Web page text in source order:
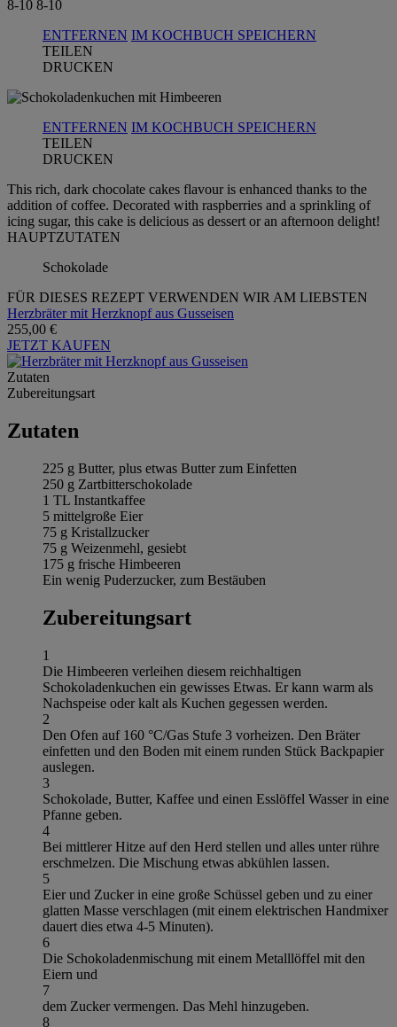
8-10 8-10
ENTFERNEN IM KOCHBUCH SPEICHERN
TEILEN
DRUCKEN
ENTFERNEN IM KOCHBUCH SPEICHERN
TEILEN
DRUCKEN
This rich, dark chocolate cakes flavour is enhanced thanks to the
addition of coffee. Decorated with raspberries and a sprinkling of
icing sugar, this cake is delicious as dessert or an afternoon delight!
HAUPTZUTATEN
Schokolade
FÜR DIESES REZEPT VERWENDEN WIR AM LIEBSTEN
Herzbräter mit Herzknopf aus Gusseisen
255,00 €
JETZT KAUFEN
Zutaten
Zubereitungsart
Zutaten
225 g Butter, plus etwas Butter zum Einfetten
250 g Zartbitterschokolade
1 TL Instantkaffee
5 mittelgroße Eier
75 g Kristallzucker
75 g Weizenmehl, gesiebt
175 g frische Himbeeren
Ein wenig Puderzucker, zum Bestäuben
Zubereitungsart
1
Die Himbeeren verleihen diesem reichhaltigen
Schokoladenkuchen ein gewisses Etwas. Er kann warm als
Nachspeise oder kalt als Kuchen gegessen werden.
2
Den Ofen auf 160 °C/Gas Stufe 3 vorheizen. Den Bräter
einfetten und den Boden mit einem runden Stück Backpapier
auslegen.
3
Schokolade, Butter, Kaffee und einen Esslöffel Wasser in eine
Pfanne geben.
4
Bei mittlerer Hitze auf den Herd stellen und alles unter rühre
erschmelzen. Die Mischung etwas abkühlen lassen.
5
Eier und Zucker in eine große Schüssel geben und zu einer
glatten Masse verschlagen (mit einem elektrischen Handmixer
dauert dies etwa 4-5 Minuten).
6
Die Schokoladenmischung mit einem Metalllöffel mit den
Eiern und
7
dem Zucker vermengen. Das Mehl hinzugeben.
8